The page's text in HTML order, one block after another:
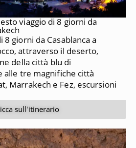
viaggio di 8 giorni da
giorni da Casablanca a
attraverso il deserto,
della città blu di
alle tre magnifiche città
Marrakech e Fez, escursioni
sull'itinerario